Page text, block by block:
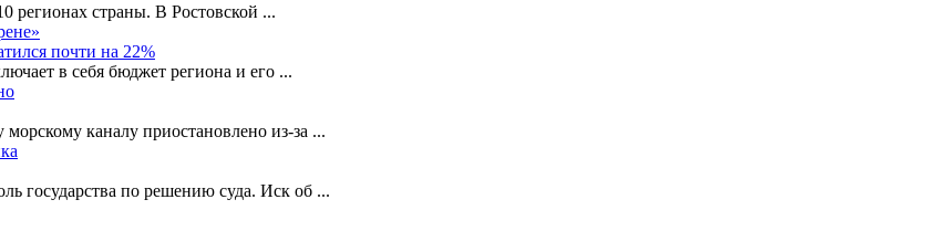
регионах страны. В Ростовской ...
почти на 22%
в себя бюджет региона и его ...
каналу приостановлено из-за ...
государства по решению суда. Иск об ...